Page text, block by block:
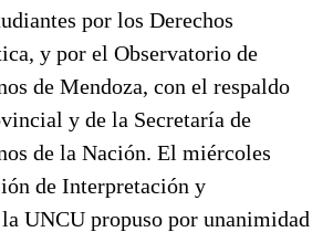
por los Derechos
y por el Observatorio de
de Mendoza, con el respaldo
y de la Secretaría de
de la Nación. El miércoles
de Interpretación y
UNCU propuso por unanimidad